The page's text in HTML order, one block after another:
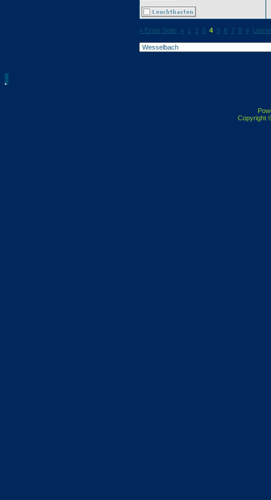
« Erste Seite « 1 2 3 4 5 6 7 8 »
Copyright